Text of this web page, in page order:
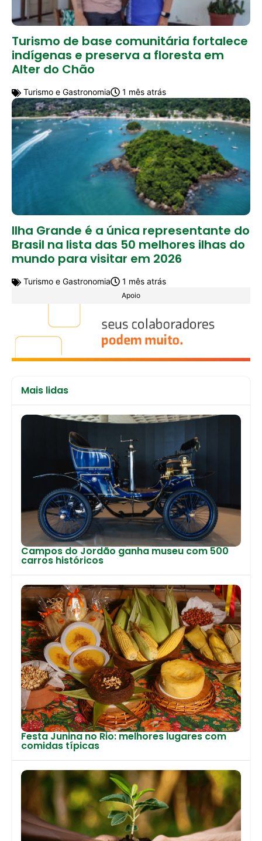
Turismo de base comunitária fortalece
indígenas e preserva a floresta em
Alter do Chão
Turismo e Gastronomia 1 mês atrás
Ilha Grande é a única representante do
Brasil na lista das 50 melhores ilhas do
mundo para visitar em 2026
Turismo e Gastronomia 1 mês atrás
Apoio
Mais lidas
Campos do Jordão ganha museu com 500
carros históricos
Festa Junina no Rio: melhores lugares com
comidas típicas